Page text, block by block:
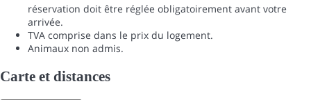
réservation doit être réglée obligatoirement avant votre
arrivée.
TVA comprise dans le prix du logement.
Animaux non admis.
Carte et distances